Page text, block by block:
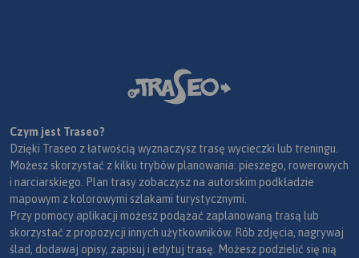
Czym jest Traseo?
Dzięki Traseo z łatwością wyznaczysz trasę wycieczki lub treningu.
Możesz skorzystać z kilku trybów planowania: pieszego, rowerowych
i narciarskiego. Plan trasy zobaczysz na autorskim podkładzie
mapowym z kolorowymi szlakami turystycznymi.
Przy pomocy aplikacji możesz podążać zaplanowaną trasą lub
skorzystać z propozycji innych użytkowników. Rób zdjęcia, nagrywaj
ślad, dodawaj opisy, zapisuj i edytuj trasę. Możesz podzielić się nią